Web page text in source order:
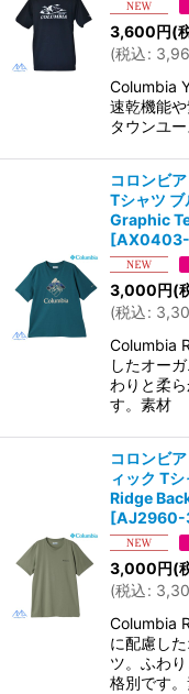
3,600円(
(税込:
Columbia
速乾機能
タウンユ
コロンビ
Tシャツ
Graphic
[
3,000円(
(税込:
Columbia
したオー
わりと柔
す。素
コロンビ
ィック T
Ridge
[AJ2960-
3,000円(
(税込:
Columbia
に配慮し
ツ。ふわ
格別です